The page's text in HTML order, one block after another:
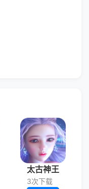
太古神王
3次下载